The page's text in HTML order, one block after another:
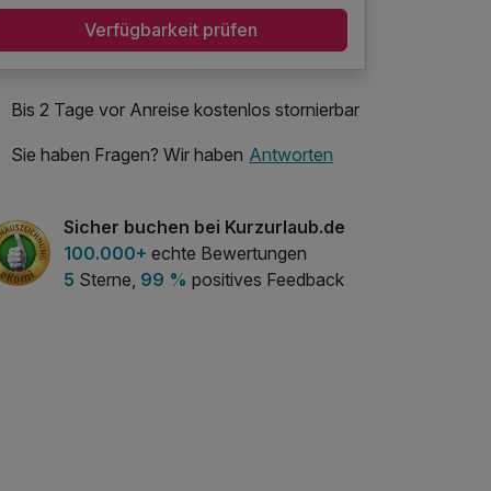
Verfügbarkeit prüfen
Bis 2 Tage vor Anreise kostenlos stornierbar
Sie haben Fragen? Wir haben Antworten
Sicher buchen bei Kurzurlaub.de
100.000+ echte Bewertungen
5 Sterne, 99 % positives Feedback